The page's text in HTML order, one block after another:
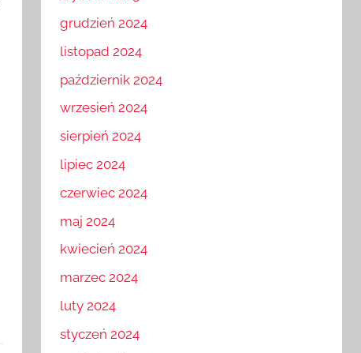
grudzień 2024
listopad 2024
październik 2024
wrzesień 2024
sierpień 2024
lipiec 2024
czerwiec 2024
maj 2024
kwiecień 2024
marzec 2024
luty 2024
styczeń 2024